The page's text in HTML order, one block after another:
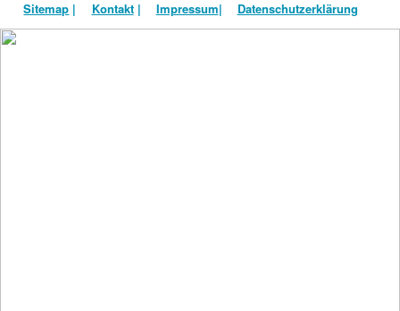
Sitemap | Kontakt| Impressum| Datenschutzerklärung